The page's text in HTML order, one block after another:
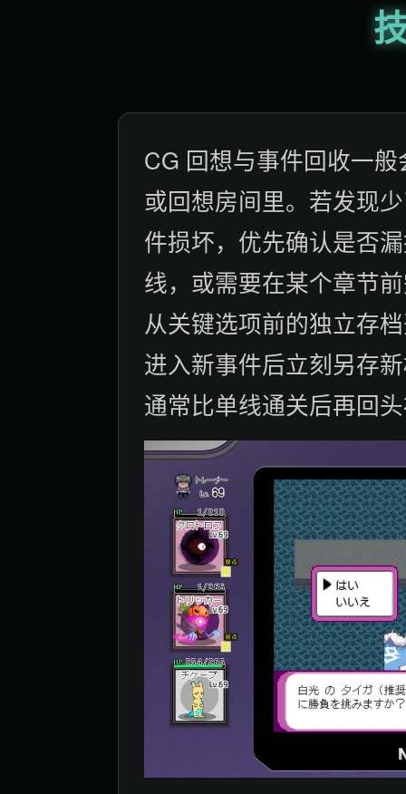
CG 回想与事件回收一
或回想房间里。若发现
件损坏，优先确认是否
线，或需要在某个章节
从关键选项前的独立存
进入新事件后立刻另存
通常比单线通关后再回